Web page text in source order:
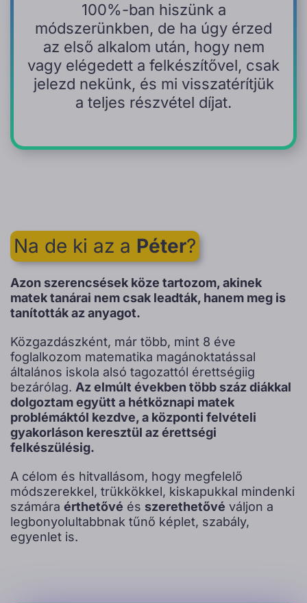
100%-ban hiszünk a
módszerünkben, de ha úgy érzed
az első alkalom után, hogy nem
vagy elégedett a felkészítővel, csak
jelezd nekünk, és mi visszatérítjük
a teljes részvétel díjat.
Na de ki az a Péter?
Azon szerencsések köze tartozom, akinek
matek tanárai nem csak leadták, hanem meg is
tanították az anyagot.
Közgazdászként, már több, mint 8 éve
foglalkozom matematika magánoktatással
általános iskola alsó tagozattól érettségiig
bezárólag. Az elmúlt években több száz diákkal
dolgoztam együtt a hétköznapi matek
problémáktól kezdve, a központi felvételi
gyakorláson keresztül az érettségi
felkészülésig.
A célom és hitvallásom, hogy megfelelő
módszerekkel, trükkökkel, kiskapukkal mindenki
számára érthetővé és szerethetővé váljon a
legbonyolultabbnak tűnő képlet, szabály,
egyenlet is.